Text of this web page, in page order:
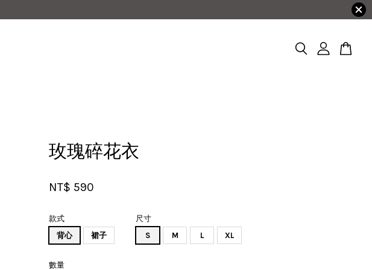
玫瑰碎花衣
NT$ 590
款式
背心
裙子
尺寸
S
M L XL
數量